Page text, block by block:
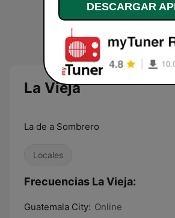
La Vieja
La de a Sombrero
Locales
Frecuencias La Vieja:
Guatemala City: Online
DESCARGAR